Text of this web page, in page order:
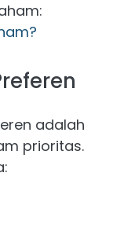
adalah
prioritas.